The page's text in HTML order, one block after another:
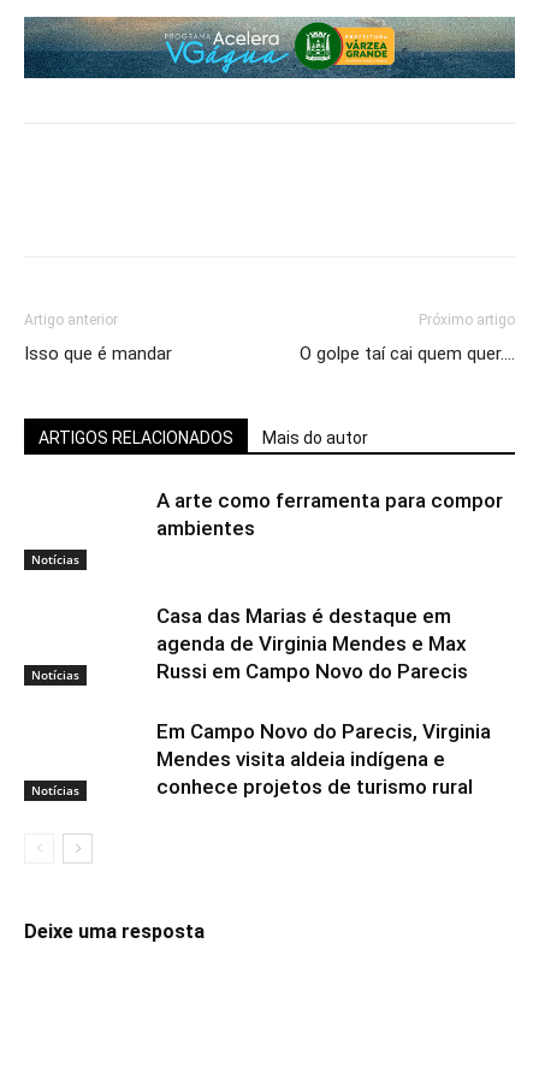
Artigo anterior
Isso que é mandar
Próximo artigo
O golpe taí cai quem quer….
ARTIGOS RELACIONADOS Mais do autor
Notícias
A arte como ferramenta para compor
ambientes
Notícias
Casa das Marias é destaque em
agenda de Virginia Mendes e Max
Russi em Campo Novo do Parecis
Notícias
Em Campo Novo do Parecis, Virginia
Mendes visita aldeia indígena e
conhece projetos de turismo rural
Deixe uma resposta